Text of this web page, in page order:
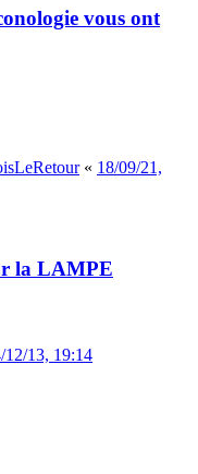
vous ont
« 18/09/21,
la LAMPE
12/13, 19:14